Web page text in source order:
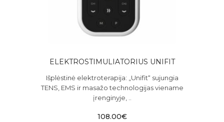
ELEKTROSTIMULIATORIUS UNIFIT
Išplėstinė elektroterapija: „Unifit“ sujungia
TENS, EMS ir masažo technologijas viename
įrenginyje, ..
108.00€